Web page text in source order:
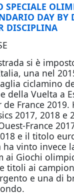
SPECIALE
DAY BY
DISCIPLINA
si è
una nel
ciclamino
della Vuelta a
France
2017, 2018 e
France
e il titolo
ha vinto invece
ai Giochi
titoli ai
e una di